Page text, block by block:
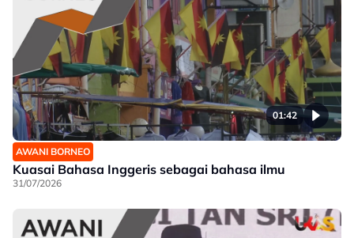
01:42
AWANI BORNEO
Kuasai Bahasa Inggeris sebagai bahasa ilmu
31/07/2026